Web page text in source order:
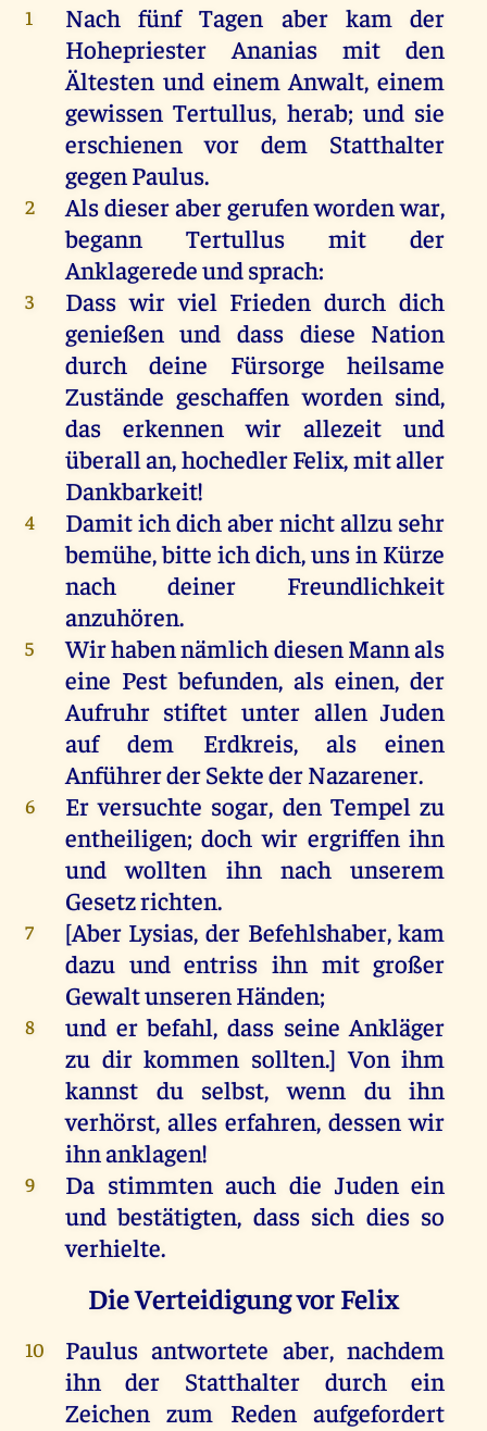
1 Nach fünf Tagen aber kam der
Hohepriester
Ananias mit
den
Ältesten und einem Anwalt,einem
gewissen Tertullus, herab; und sie
erschienen
vor dem Statthalter
gegenPaulus.
2 Alsdieserabergerufenwordenwar,
begann Tertullus mit
der
Anklageredeundsprach:
3 Dasswir viel Frieden durch dich
genießen und dass diese Nation
durch
deine Fürsorgeheilsame
Zuständegeschaffen worden sind,
das
erkennen wir allezeit
und
überallan, hochedlerFelix,mitaller
Dankbarkeit!
4 Damitichdichabernichtallzu sehr
bemühe,bitte ichdich,unsin Kürze
nach
deiner
Freundlichkeit
anzuhören.
5 WirhabennämlichdiesenMannals
eine Pestbefunden,als einen,der
Aufruhrstiftet unter allen Juden
auf
dem Erdkreis, als
einen
AnführerderSektederNazarener.
6 Er versuchte sogar, den Tempel zu
entheiligen;doch wir ergriffen ihn
und wollten ihn nach unserem
Gesetzrichten.
7 [Aber Lysias, der Befehlshaber,kam
dazu undentriss ihn mit großer
GewaltunserenHänden;
8 und er befahl, dass seine Ankläger
zu dir kommen sollten.]Von ihm
kannst du selbst,wenn du ihn
verhörst, alles erfahren,dessen wir
ihnanklagen!
9 Dastimmtenauch die Juden ein
undbestätigten, dass sich dies so
verhielte.
Die Verteidigung vor Felix
10 Paulus antwortete aber,nachdem
ihn
der Statthalter durch
ein
Zeichen zum Redenaufgefordert